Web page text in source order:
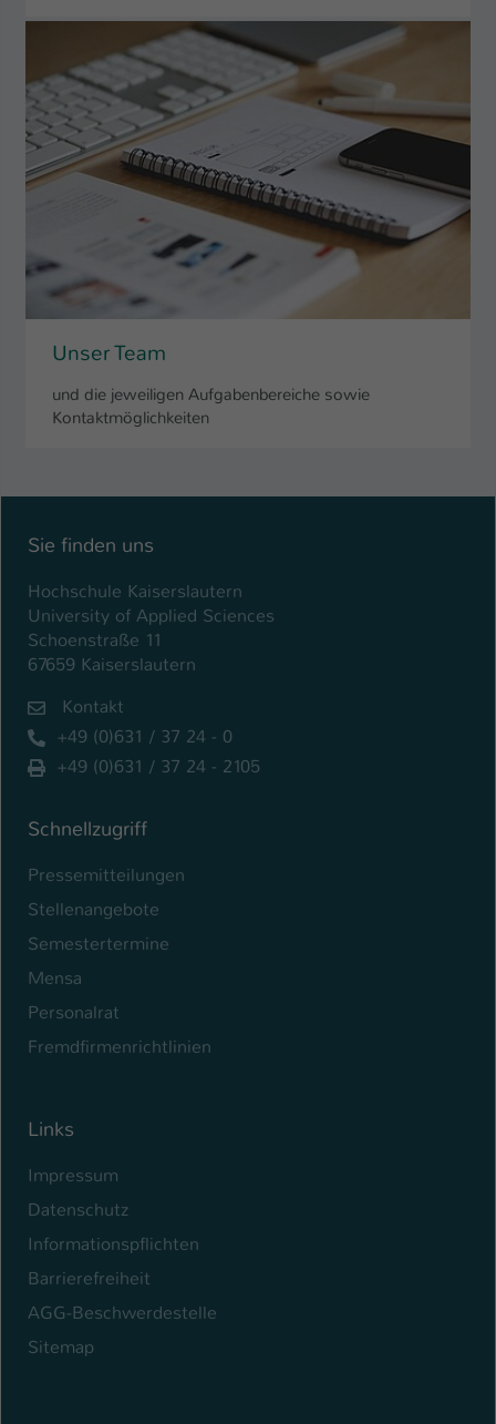
Unser Team
und die jeweiligen Aufgabenbereiche sowie
Kontaktmöglichkeiten
Sie finden uns
Hochschule Kaiserslautern
University of Applied Sciences
Schoenstraße 11
67659 Kaiserslautern
Kontakt
+49 (0)631 / 37 24 - 0
+49 (0)631 / 37 24 - 2105
Schnellzugriff
Pressemitteilungen
Stellenangebote
Semestertermine
Mensa
Personalrat
Fremdfirmenrichtlinien
Links
Impressum
Datenschutz
Informationspflichten
Barrierefreiheit
AGG-Beschwerdestelle
Sitemap